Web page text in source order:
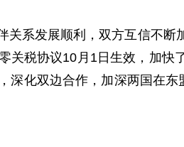
系发展顺利，双方互信不断
税协议10月1日生效，加快
化双边合作，加深两国在